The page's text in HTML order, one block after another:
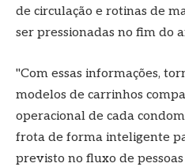
de circulação e rotinas de
ser pressionadas no fim do
"Com essas informações,
modelos de carrinhos
operacional de cada
frota de forma inteligente
previsto no fluxo de